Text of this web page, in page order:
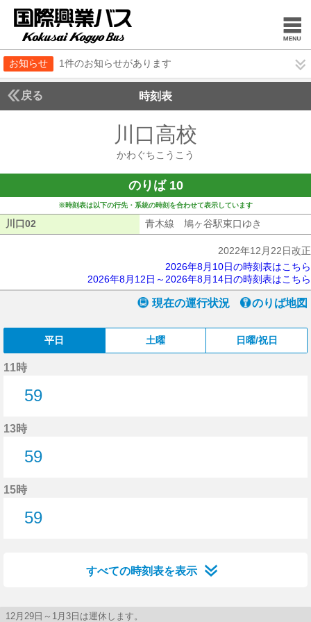
お知らせ 1件のお知らせがあります
戻る 時刻表
川口高校
かわぐちこうこう
のりば 10
※時刻表は以下の行先・系統の時刻を合わせて表示しています
川口02 青木線 鳩ヶ谷駅東口ゆき
2022年12月22日改正
2026年8月10日の時刻表はこちら
2026年8月12日～2026年8月14日の時刻表はこちら
現在の運行状況 のりば地図
平日 土曜 日曜/祝日
11時
59
13時
59
15時
59
すべての時刻表を表示
12月29日～1月3日は運休します。